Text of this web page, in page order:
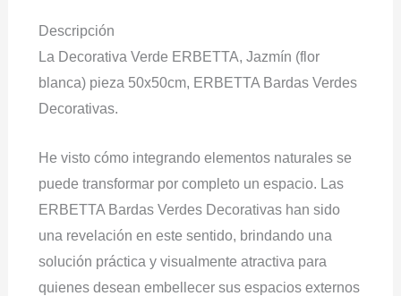
Descripción
La Decorativa Verde ERBETTA, Jazmín (flor
blanca) pieza 50x50cm, ERBETTA Bardas Verdes
Decorativas.
He visto cómo integrando elementos naturales se
puede transformar por completo un espacio. Las
ERBETTA Bardas Verdes Decorativas han sido
una revelación en este sentido, brindando una
solución práctica y visualmente atractiva para
quienes desean embellecer sus espacios externos